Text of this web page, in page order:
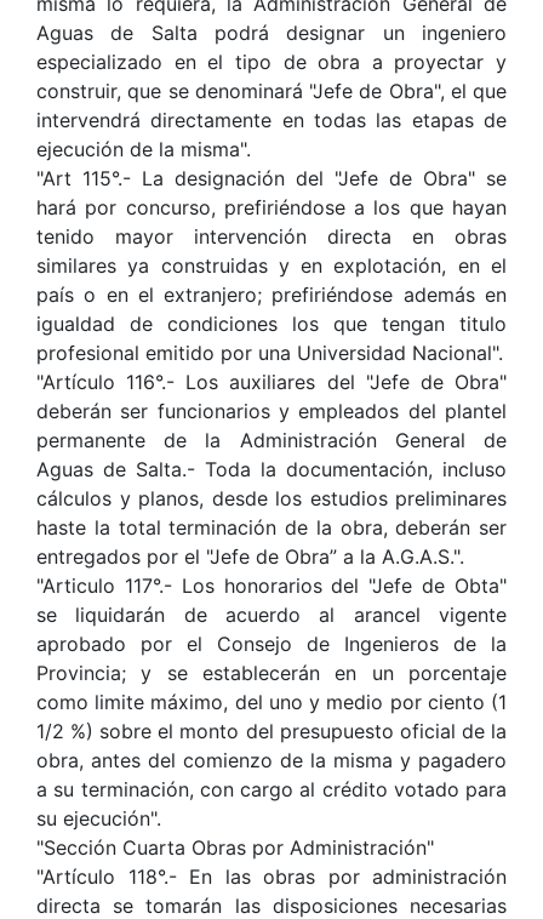
Aguas de Salta podrá designar un ingeniero
especializado en el tipo de obra a proyectar y
construir, que se denominará "Jefe de Obra", el que
intervendrá directamente en todas las etapas de
ejecución de la misma".
"Art 115°.- La designación del "Jefe de Obra" se
hará por concurso, prefiriéndose a los que hayan
tenido mayor intervención directa en obras
similares ya construidas y en explotación, en el
país o en el extranjero; prefiriéndose además en
igualdad de condiciones los que tengan titulo
profesional emitido por una Universidad Nacional".
"Artículo 116°.- Los auxiliares del "Jefe de Obra"
deberán ser funcionarios y empleados del plantel
permanente de la Administración General de
Aguas de Salta.- Toda la documentación, incluso
cálculos y planos, desde los estudios preliminares
haste la total terminación de la obra, deberán ser
entregados por el "Jefe de Obra” a la A.G.A.S.".
"Articulo 117°.- Los honorarios del "Jefe de Obta"
se liquidarán de acuerdo al arancel vigente
aprobado por el Consejo de Ingenieros de la
Provincia; y se establecerán en un porcentaje
como limite máximo, del uno y medio por ciento (1
1/2 %) sobre el monto del presupuesto oficial de la
obra, antes del comienzo de la misma y pagadero
a su terminación, con cargo al crédito votado para
su ejecución".
"Sección Cuarta Obras por Administración"
"Artículo 118°.- En las obras por administración
directa se tomarán las disposiciones necesarias